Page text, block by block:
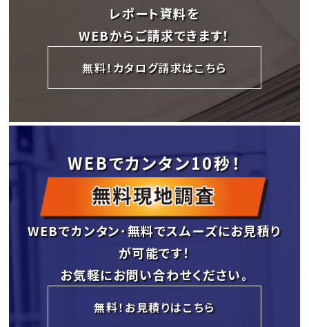
レポート資料を
WEBからご請求できます！
無料！カタログ請求はこちら
WEBでカンタン10秒！
WEBでカンタン･無料でスムーズにお見積り
が可能です！
お気軽にお問い合わせください。
無料！お見積りはこちら